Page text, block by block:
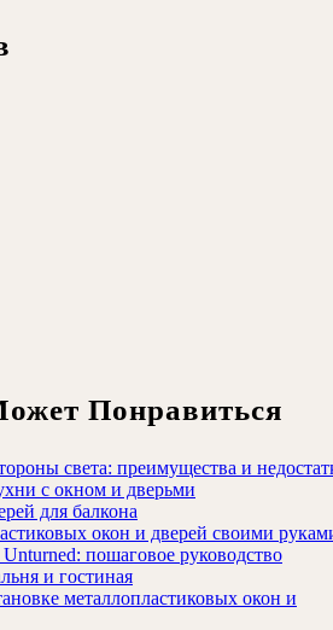
Понравиться
света: преимущества и
с окном и дверьми
для балкона
окон и дверей своими
пошаговое руководство
и гостиная
металлопластиковых окон и